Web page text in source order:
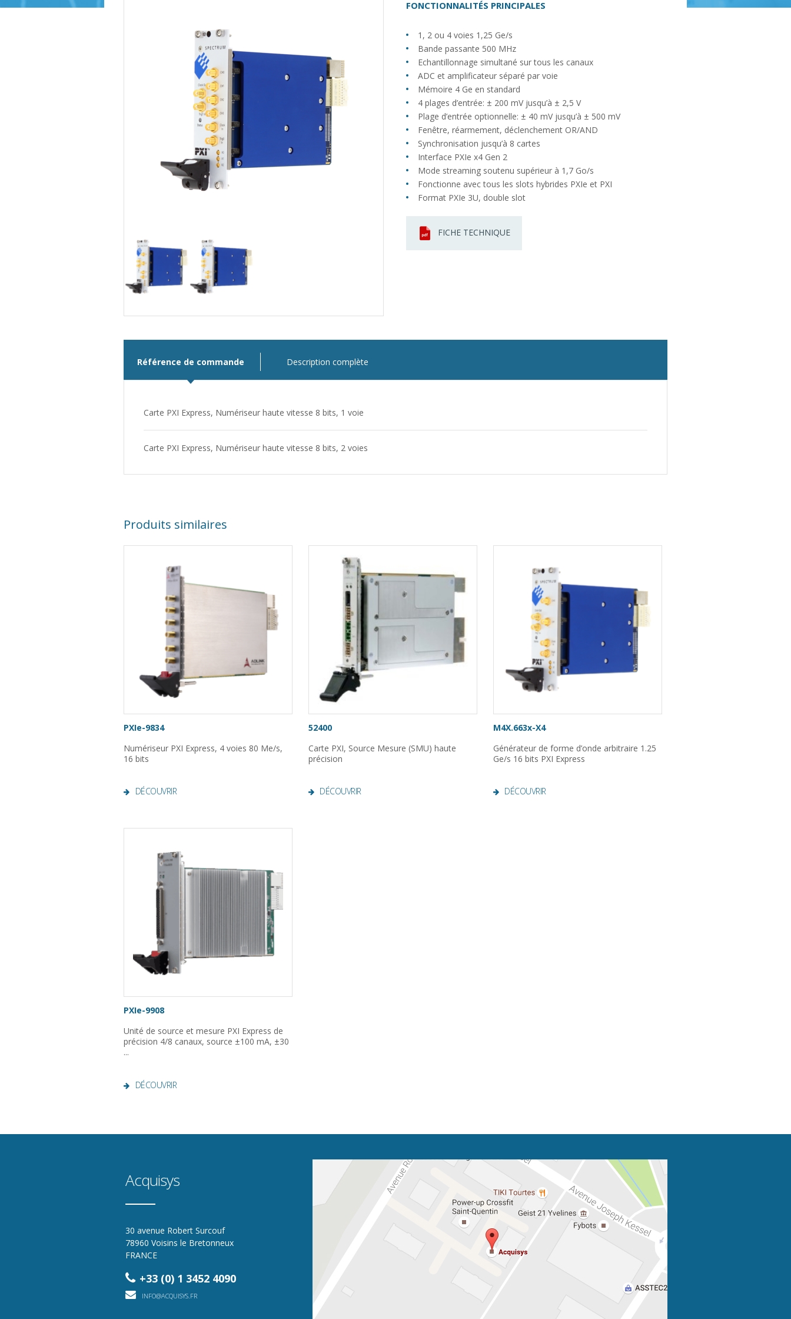
FONCTIONNALITÉS PRINCIPALES
1, 2 ou 4 voies 1,25 Ge/s
Bande passante 500 MHz
Echantillonnage simultané sur tous les canaux
ADC et amplificateur séparé par voie
Mémoire 4 Ge en standard
4 plages d’entrée: ± 200 mV jusqu’à ± 2,5 V
Plage d’entrée optionnelle: ± 40 mV jusqu’à ± 500 mV
Fenêtre, réarmement, déclenchement OR/AND
Synchronisation jusqu’à 8 cartes
Interface PXIe x4 Gen 2
Mode streaming soutenu supérieur à 1,7 Go/s
Fonctionne avec tous les slots hybrides PXIe et PXI
Format PXIe 3U, double slot
FICHE TECHNIQUE
Référence de commande Description complète
Carte PXI Express, Numériseur haute vitesse 8 bits, 1 voie
Carte PXI Express, Numériseur haute vitesse 8 bits, 2 voies
Produits similaires
PXIe-9834
Numériseur PXI Express, 4 voies 80 Me/s,
16 bits
DÉCOUVRIR
52400
Carte PXI, Source Mesure (SMU) haute
précision
DÉCOUVRIR
M4X.663x-X4
Générateur de forme d’onde arbitraire 1.25
Ge/s 16 bits PXI Express
DÉCOUVRIR
PXIe-9908
Unité de source et mesure PXI Express de
précision 4/8 canaux, source ±100 mA, ±30
...
DÉCOUVRIR
Acquisys
30 avenue Robert Surcouf
78960 Voisins le Bretonneux
FRANCE
+33 (0) 1 3452 4090
INFO@ACQUISYS.FR